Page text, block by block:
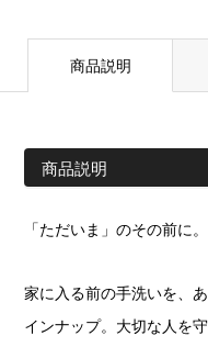
商品説明
商品説明
「ただいま」のその前に。
家に入る前の手洗いを、
インナップ。大切な人を